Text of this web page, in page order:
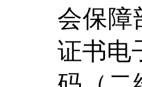
会保障
证书电